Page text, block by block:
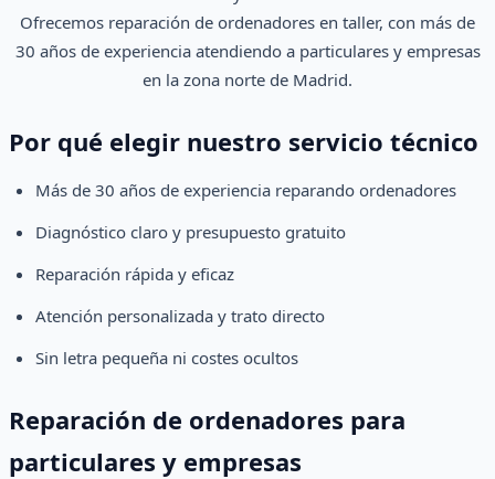
Ofrecemos reparación de ordenadores en taller, con más de
30 años de experiencia atendiendo a particulares y empresas
en la zona norte de Madrid.
Por qué elegir nuestro servicio técnico
Más de 30 años de experiencia reparando ordenadores
Diagnóstico claro y presupuesto gratuito
Reparación rápida y eficaz
Atención personalizada y trato directo
Sin letra pequeña ni costes ocultos
Reparación de ordenadores para
particulares y empresas